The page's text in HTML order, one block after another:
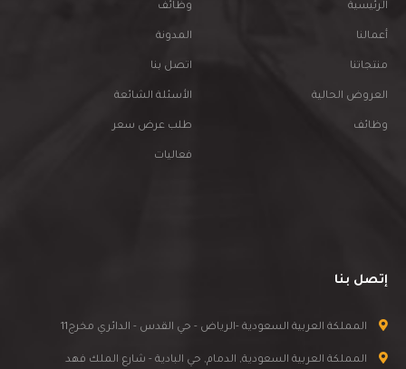
الرئيسية
أعمالنا
منتجاتنا
العروض الحالية
وظائف
وظائف
المدونة
اتصل بنا
الأسئلة الشائعة
طلب عرض سعر
فعاليات
إتصل بنا
المملكة العربية السعودية -الرياض - حي القدس - الدائري مخرج11
المملكة العربية السعودية, الدمام, حي البادية - شارع الملك فهد